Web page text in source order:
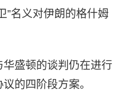
”名义对伊朗的格什姆
盛顿的谈判仍在进行
的四阶段方案。